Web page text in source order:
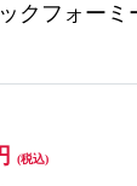
クフォーミ
(税込)